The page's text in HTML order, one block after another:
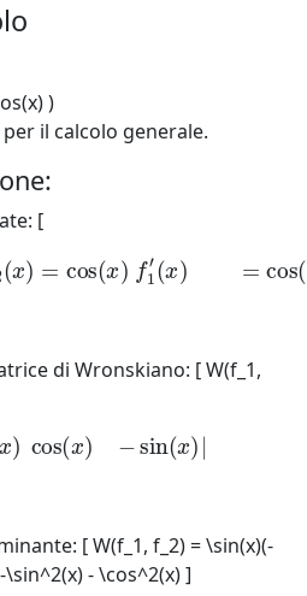
)
il calcolo generale.
[
=cos x) f1′(x =cos
)=− (x)
di Wronskiano: [ W(f_1,
(x cos(x) sin(x)|
[ W(f_1, f_2) = \sin(x)(-
- \cos^2(x) ]